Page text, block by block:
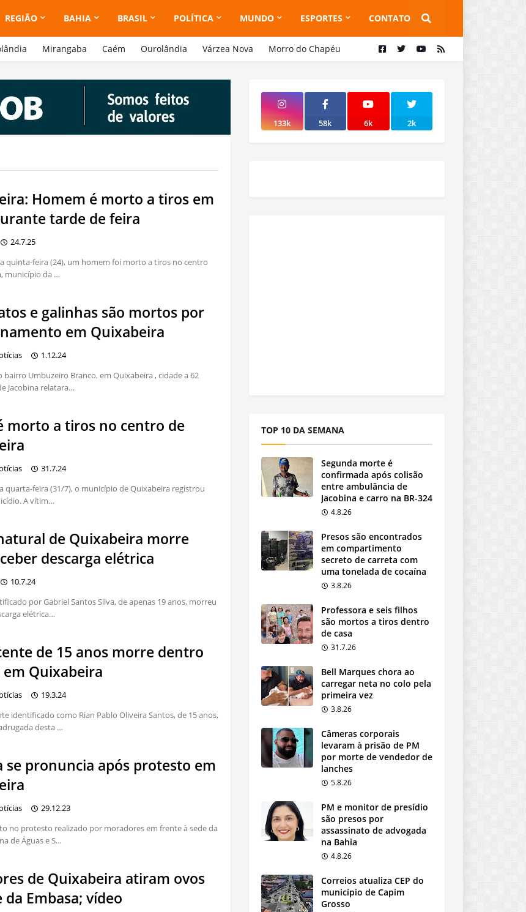
REGIÃO BAHIA BRASIL POLÍTICA MUNDO ESPORTES CONTATO
Mirangaba Caém Ourolândia Várzea Nova Morro do Chapéu
Homem é morto a tiros em
tarde de feira
24.7.25
quinta-feira (24), um homem foi morto a tiros no centro
município da …
e galinhas são mortos por
em Quixabeira
1.12.24
bairro Umbuzeiro Branco, em Quixabeira , cidade a 62
Jacobina relatara…
morto a tiros no centro de
31.7.24
quarta-feira (31/7), o município de Quixabeira registrou
A vítim…
de Quixabeira morre
descarga elétrica
10.7.24
por Gabriel Santos Silva, de apenas 19 anos, morreu
elétrica…
de 15 anos morre dentro
em Quixabeira
19.3.24
identificado como Rian Pablo Oliveira Santos, de 15 anos,
desta …
se pronuncia após protesto em
29.12.23
no protesto realizado por moradores em frente à sede da
de Águas e S…
de Quixabeira atiram ovos
da Embasa; vídeo
133k 58k 6k 2k
TOP 10 DA SEMANA
Segunda morte é
confirmada após colisão
entre ambulância de
Jacobina e carro na BR-324
4.8.26
Presos são encontrados
em compartimento
secreto de carreta com
uma tonelada de cocaína
3.8.26
Professora e seis filhos
são mortos a tiros dentro
de casa
31.7.26
Bell Marques chora ao
carregar neta no colo pela
primeira vez
3.8.26
Câmeras corporais
levaram à prisão de PM
por morte de vendedor de
lanches
5.8.26
PM e monitor de presídio
são presos por
assassinato de advogada
na Bahia
4.8.26
Correios atualiza CEP do
município de Capim
Grosso